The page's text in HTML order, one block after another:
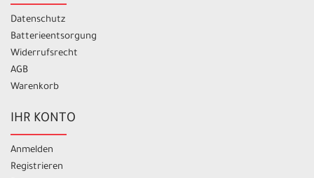
Datenschutz
Batterieentsorgung
Widerrufsrecht
AGB
Warenkorb
IHR KONTO
Anmelden
Registrieren